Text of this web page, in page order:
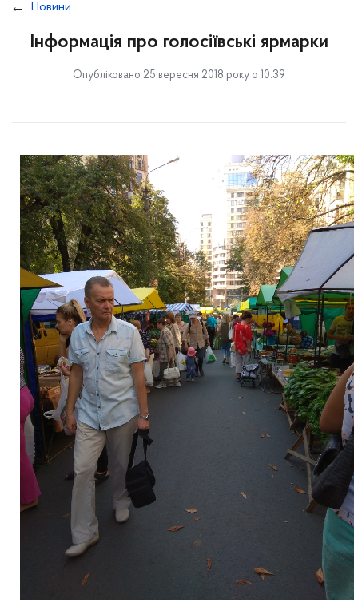
Новини
Інформація про голосіївські ярмарки
Опубліковано 25 вересня 2018 року о 10:39